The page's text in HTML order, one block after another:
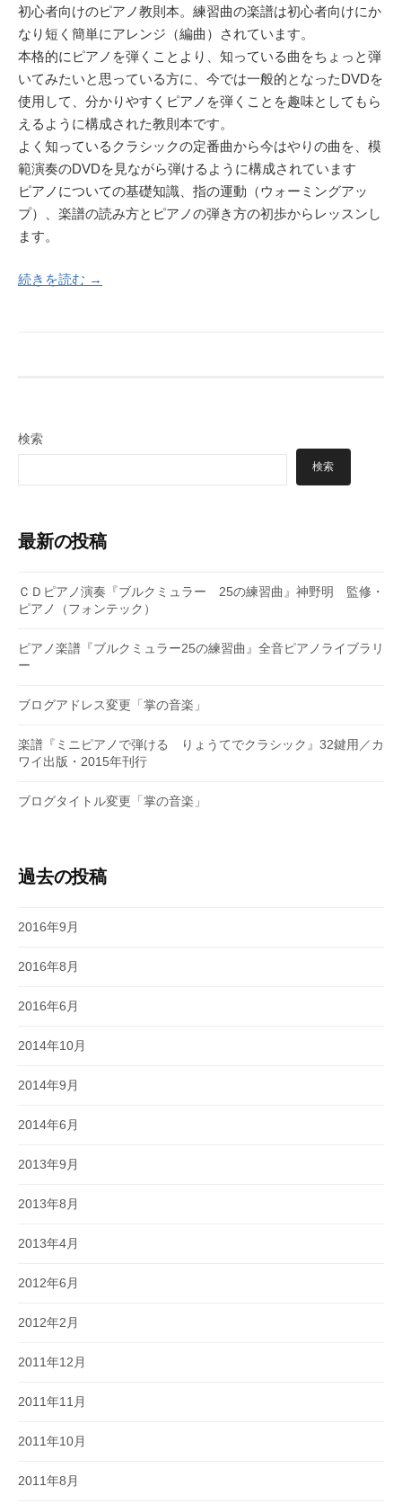
初心者向けのピアノ教則本。練習曲の楽譜は初心者向けにか
なり短く簡単にアレンジ（編曲）されています。
本格的にピアノを弾くことより、知っている曲をちょっと弾
いてみたいと思っている方に、今では一般的となったDVDを
使用して、分かりやすくピアノを弾くことを趣味としてもら
えるように構成された教則本です。
よく知っているクラシックの定番曲から今はやりの曲を、模
範演奏のDVDを見ながら弾けるように構成されています
ピアノについての基礎知識、指の運動（ウォーミングアッ
プ）、楽譜の読み方とピアノの弾き方の初歩からレッスンし
ます。
続きを読む →
検索
検索
最新の投稿
ＣＤピアノ演奏『ブルクミュラー 25の練習曲』神野明 監修・
ピアノ（フォンテック）
ピアノ楽譜『ブルクミュラー25の練習曲』全音ピアノライブラリ
ー
ブログアドレス変更「掌の音楽」
楽譜『ミニピアノで弾ける りょうてでクラシック』32鍵用／カ
ワイ出版・2015年刊行
ブログタイトル変更「掌の音楽」
過去の投稿
2016年9月
2016年8月
2016年6月
2014年10月
2014年9月
2014年6月
2013年9月
2013年8月
2013年4月
2012年6月
2012年2月
2011年12月
2011年11月
2011年10月
2011年8月